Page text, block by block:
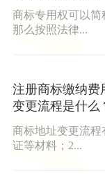
商标专用权可以简
那么按照法律...
注册商标缴纳费
变更流程是什么
商标地址变更流程
证等材料；2...